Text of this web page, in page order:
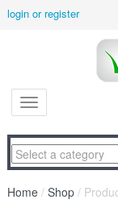
login or register
Home / Shop /